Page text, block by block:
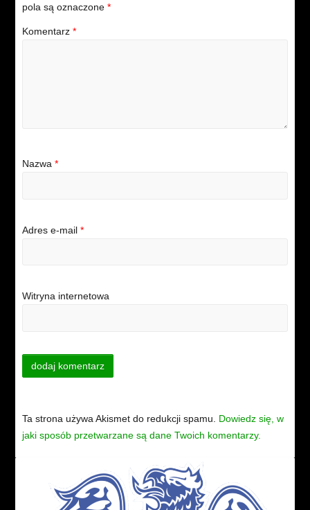
pola są oznaczone *
Komentarz *
Nazwa *
Adres e-mail *
Witryna internetowa
Ta strona używa Akismet do redukcji spamu. Dowiedz się, w
jaki sposób przetwarzane są dane Twoich komentarzy.